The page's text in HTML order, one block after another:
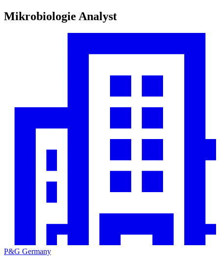
Mikrobiologie Analyst
P&G Germany